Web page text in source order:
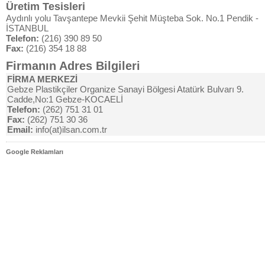
Üretim Tesisleri
Aydınlı yolu Tavşantepe Mevkii Şehit Müşteba Sok. No.1 Pendik -
İSTANBUL
Telefon: (216) 390 89 50
Fax: (216) 354 18 88
Firmanın Adres Bilgileri
FİRMA MERKEZİ
Gebze Plastikçiler Organize Sanayi Bölgesi Atatürk Bulvarı 9.
Cadde,No:1 Gebze-KOCAELİ
Telefon: (262) 751 31 01
Fax: (262) 751 30 36
Email: info(at)ilsan.com.tr
Google Reklamları